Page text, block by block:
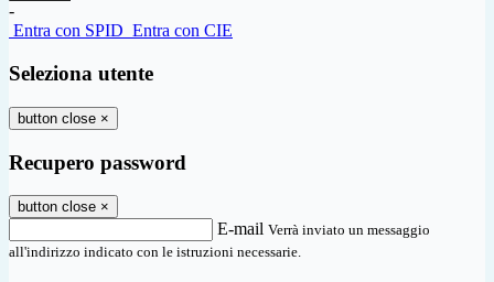
-
Entra con SPID Entra con CIE
Seleziona utente
button close ×
Recupero password
button close ×
E-mail Verrà inviato un messaggio
all'indirizzo indicato con le istruzioni necessarie.